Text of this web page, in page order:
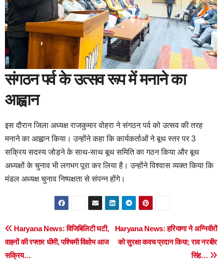
संगठन पर्व के उत्सव रूप में मनाने का
आह्वान
इस दौरान जिला अध्यक्ष राजकुमार वोहरा ने संगठन पर्व को उत्सव की तरह
मनाने का आह्वान किया। उन्होंने कहा कि कार्यकर्ताओं ने बूथ स्तर पर 3
सक्रिय सदस्य जोड़ने के साथ-साथ बूथ समिति का गठन किया और बूथ
अध्यक्षों के चुनाव भी लगभग पूरा कर लिया है। उन्होंने विश्वास व्यक्त किया कि
मंडल अध्यक्ष चुनाव निष्पक्षता से संपन्न होंगे।
Post
navigation
Haryana News: हरियाणा ने अग्निवीरों
को सुरक्षा कवच प्रदान किया; राव नरबीर
सिंह…
Haryana News: विजिबिलिटी घटी,
वाहनों की रफ्तार धीमी, पश्चिमी विक्षोभ आज
सक्रिय…